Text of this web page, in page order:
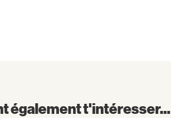
également t'intéresser...